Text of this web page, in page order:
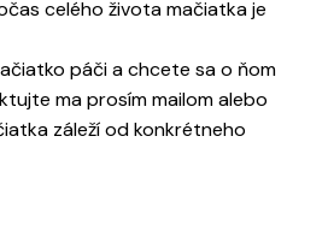
celého života mačiatka je
páči a chcete sa o ňom
ma prosím mailom alebo
záleží od konkrétneho